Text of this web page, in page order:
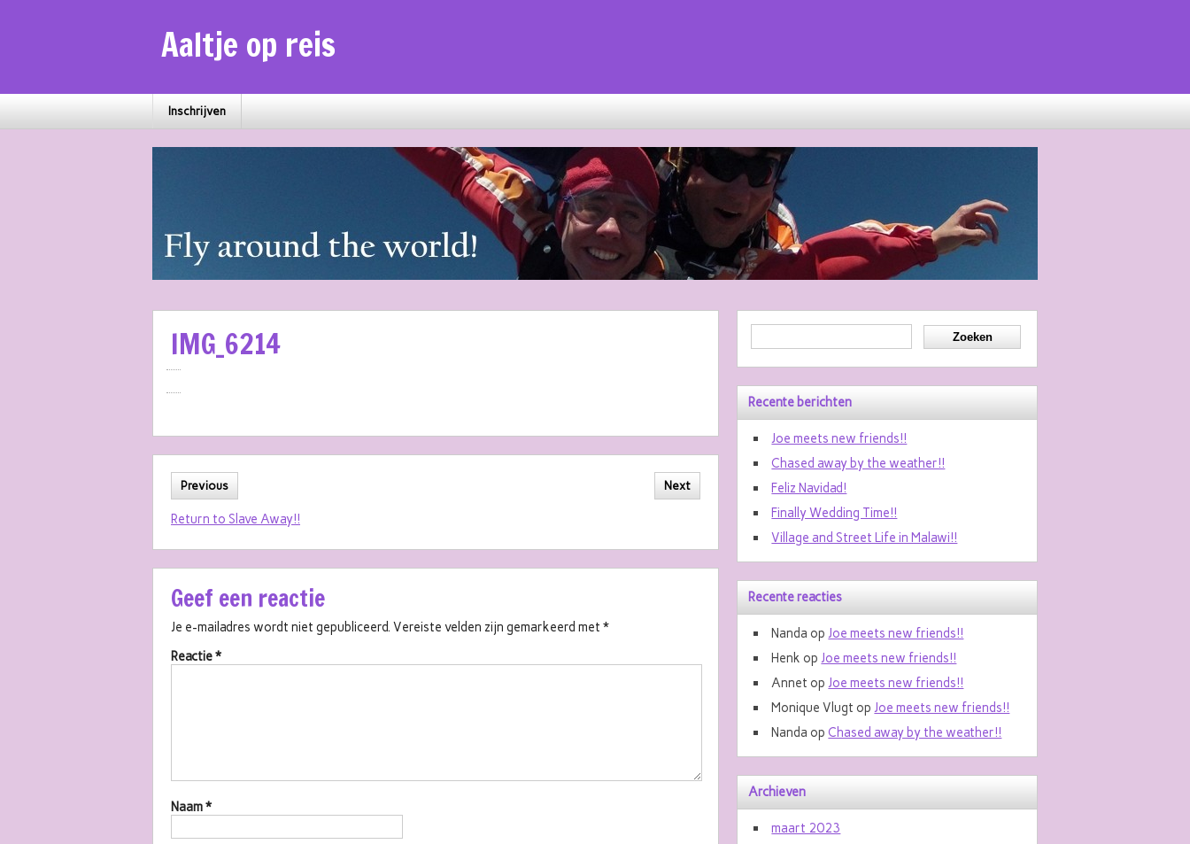
Aaltje op reis
Inschrijven
IMG_6214
Previous Next
Return to Slave Away!!
Geef een reactie
Je e-mailadres wordt niet gepubliceerd. Vereiste velden zijn gemarkeerd met *
Reactie*
Naam*
Recente berichten
Joe meets new friends!!
Chased away by the weather!!
Feliz Navidad!
Finally Wedding Time!!
Village and Street Life in Malawi!!
Recente reacties
Nanda opJoe meets new friends!!
Henk opJoe meets new friends!!
Annet opJoe meets new friends!!
Monique Vlugt opJoe meets new friends!!
Nanda opChased away by the weather!!
Archieven
maart 2023